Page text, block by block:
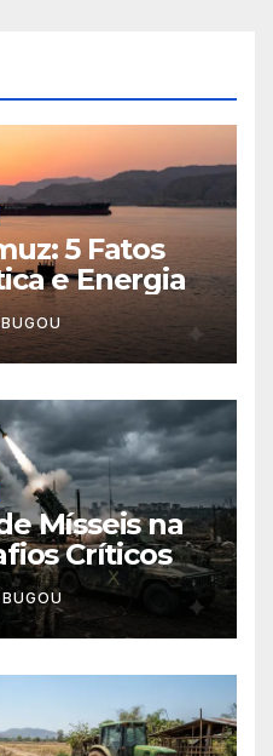
5 Fatos
e Energia
BUGOU
Mísseis na
Críticos
BUGOU